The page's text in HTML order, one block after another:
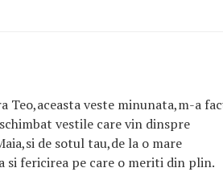
Teo,aceasta veste minunata,m-a
vestile care vin dinspre
de sotul tau,de la o mare
si fericirea pe care o meriti din plin.